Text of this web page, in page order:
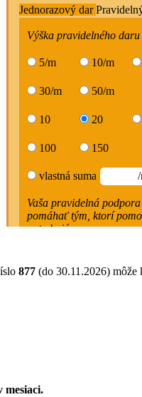
877 (do 30.11.2026)
mesiaci.